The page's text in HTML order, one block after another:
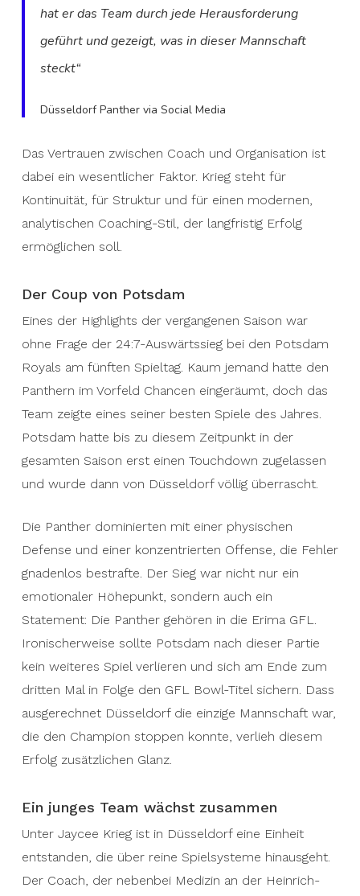
hat er das Team durch jede Herausforderung
geführt und gezeigt, was in dieser Mannschaft
steckt“
Düsseldorf Panther via Social Media
Das Vertrauen zwischen Coach und Organisation ist
dabei ein wesentlicher Faktor. Krieg steht für
Kontinuität, für Struktur und für einen modernen,
analytischen Coaching-Stil, der langfristig Erfolg
ermöglichen soll.
Der Coup von Potsdam
Eines der Highlights der vergangenen Saison war
ohne Frage der 24:7-Auswärtssieg bei den Potsdam
Royals am fünften Spieltag. Kaum jemand hatte den
Panthern im Vorfeld Chancen eingeräumt, doch das
Team zeigte eines seiner besten Spiele des Jahres.
Potsdam hatte bis zu diesem Zeitpunkt in der
gesamten Saison erst einen Touchdown zugelassen
und wurde dann von Düsseldorf völlig überrascht.
Die Panther dominierten mit einer physischen
Defense und einer konzentrierten Offense, die Fehler
gnadenlos bestrafte. Der Sieg war nicht nur ein
emotionaler Höhepunkt, sondern auch ein
Statement: Die Panther gehören in die Erima GFL.
Ironischerweise sollte Potsdam nach dieser Partie
kein weiteres Spiel verlieren und sich am Ende zum
dritten Mal in Folge den GFL Bowl-Titel sichern. Dass
ausgerechnet Düsseldorf die einzige Mannschaft war,
die den Champion stoppen konnte, verlieh diesem
Erfolg zusätzlichen Glanz.
Ein junges Team wächst zusammen
Unter Jaycee Krieg ist in Düsseldorf eine Einheit
entstanden, die über reine Spielsysteme hinausgeht.
Der Coach, der nebenbei Medizin an der Heinrich-